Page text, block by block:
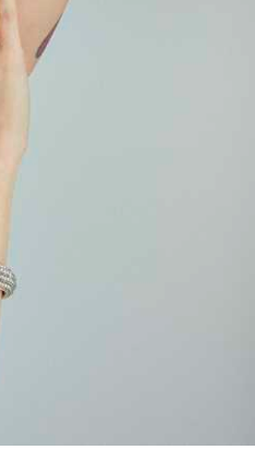
Shine Like The Stars